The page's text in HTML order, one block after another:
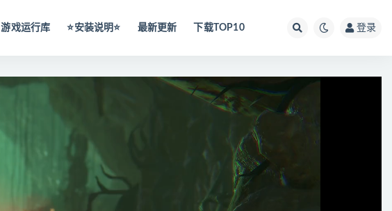
游戏运行库 ⭐️安装说明⭐️ 最新更新 下载TOP10 登录